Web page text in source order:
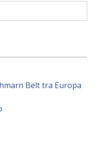
Belt tra Europa